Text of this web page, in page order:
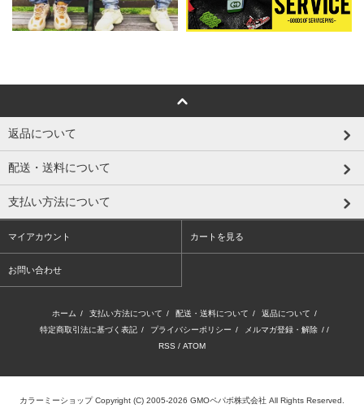
返品について
配送・送料について
支払い方法について
マイアカウント カートを見る
お問い合わせ
ホーム / 支払い方法について / 配送・送料について / 返品について /
特定商取引法に基づく表記 / プライバシーポリシー / メルマガ登録・解除 / /
RSS / ATOM
カラーミーショップCopyright (C) 2005-2026 GMOペパボ株式会社 All Rights Reserved.